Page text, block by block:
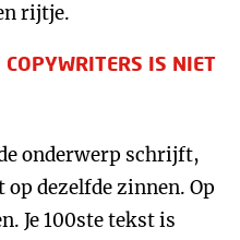
rijtje.
IS NIET
onderwerp schrijft,
dezelfde zinnen. Op
Je 100ste tekst is